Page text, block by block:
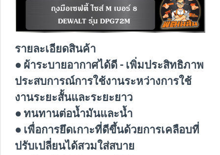
รายละเอียดสินค้า
● ผ้าระบายอากาศได้ดี - เพิ่มประสิทธิภาพ
ประสบการณ์การใช้งานระหว่างการใช้
งานระยะสั้นและระยะยาว
● ทนทานต่อน้ำมันและน้ำ
● เพื่อการยึดเกาะที่ดีขึ้นด้วยการเคลือบที่
ปรับเปลี่ยนได้สวมใส่สบาย